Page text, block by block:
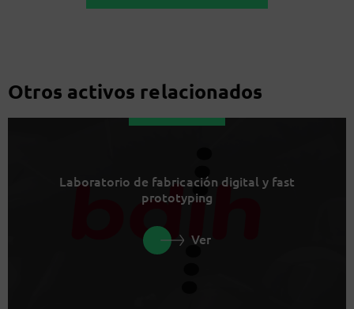
Otros activos relacionados
Laboratorio de fabricación digital y fast
prototyping
Ver